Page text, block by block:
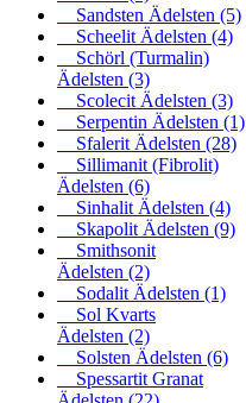
Sandsten Ädelsten (5)
Scheelit Ädelsten (4)
Schörl (Turmalin)
Ädelsten (3)
Scolecit Ädelsten (3)
Serpentin Ädelsten (1)
Sfalerit Ädelsten (28)
Sillimanit (Fibrolit)
Ädelsten (6)
Sinhalit Ädelsten (4)
Skapolit Ädelsten (9)
Smithsonit
Ädelsten (2)
Sodalit Ädelsten (1)
Sol Kvarts
Ädelsten (2)
Solsten Ädelsten (6)
Spessartit Granat